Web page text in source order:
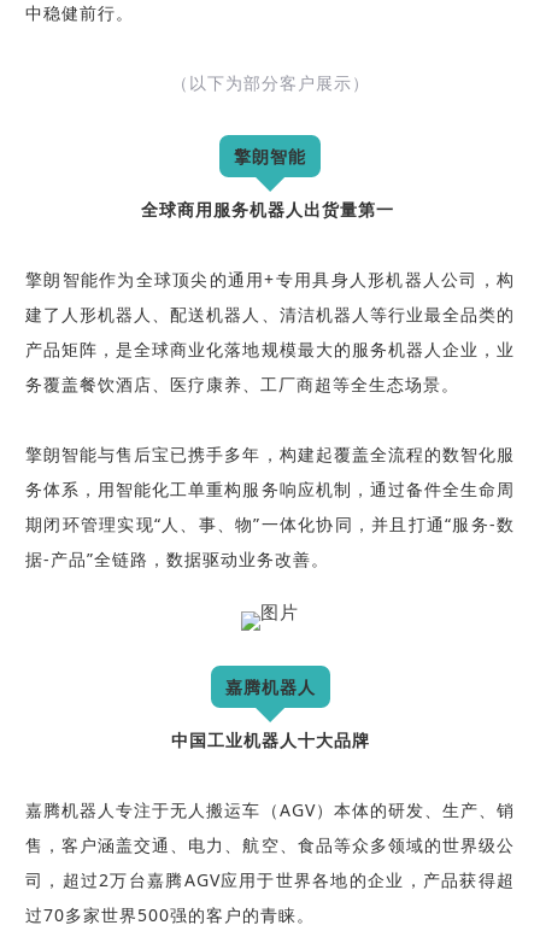
中稳健前行。
（以下为部分客户展示）
擎朗智能
全球商用服务机器人出货量第一
擎朗智能作为全球顶尖的通用+专用具身人形机器人公司，构
建了人形机器人、配送机器人、清洁机器人等行业最全品类的
产品矩阵，是全球商业化落地规模最大的服务机器人企业，业
务覆盖餐饮酒店、医疗康养、工厂商超等全生态场景。
擎朗智能与售后宝已携手多年，构建起覆盖全流程的数智化服
务体系，用智能化工单重构服务响应机制，通过备件全生命周
期闭环管理实现“人、事、物”一体化协同，并且打通“服务-数
据-产品”全链路，数据驱动业务改善。
嘉腾机器人
中国工业机器人十大品牌
嘉腾机器人专注于无人搬运车（AGV）本体的研发、生产、销
售，客户涵盖交通、电力、航空、食品等众多领域的世界级公
司，超过2万台嘉腾AGV应用于世界各地的企业，产品获得超
过70多家世界500强的客户的青睐。